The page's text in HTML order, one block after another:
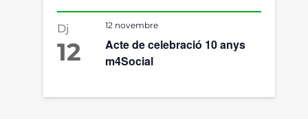
Dj
12
Acte de celebració 10 anys
m4Social
12 novembre